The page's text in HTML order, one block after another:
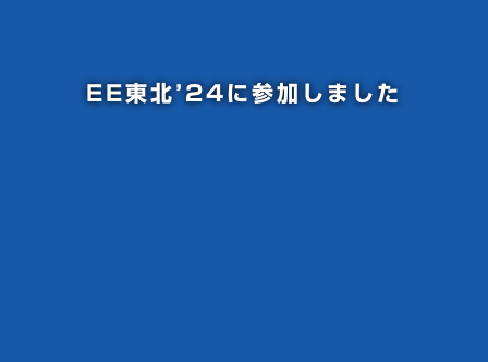
EE東北’24に参加しました